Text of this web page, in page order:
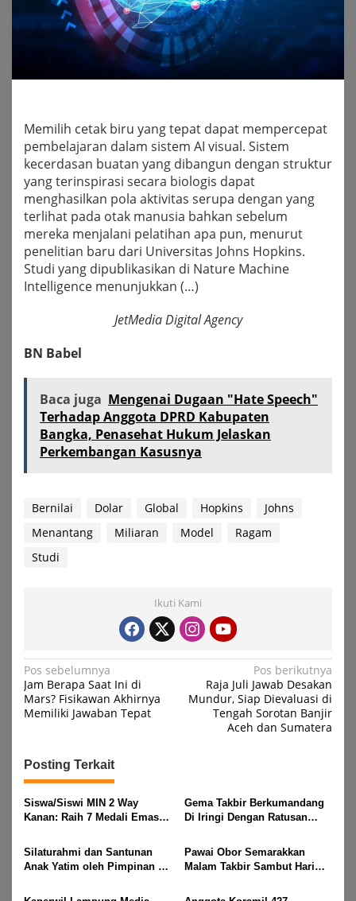
Memilih cetak biru yang tepat dapat mempercepat
pembelajaran dalam sistem AI visual. Sistem
kecerdasan buatan yang dibangun dengan struktur
yang terinspirasi secara biologis dapat
menghasilkan pola aktivitas serupa dengan yang
terlihat pada otak manusia bahkan sebelum
mereka menjalani pelatihan apa pun, menurut
penelitian baru dari Universitas Johns Hopkins.
Studi yang dipublikasikan di Nature Machine
Intelligence menunjukkan (…)
JetMedia Digital Agency
BN Babel
Baca juga Mengenai Dugaan "Hate Speech"
Terhadap Anggota DPRD Kabupaten
Bangka, Penasehat Hukum Jelaskan
Perkembangan Kasusnya
Bernilai Dolar Global Hopkins
Johns
Menantang
Miliaran Model
Ragam
Studi
Ikuti Kami
Navigasi
pos
Pos sebelumnya
Jam Berapa Saat Ini di
Mars? Fisikawan Akhirnya
Memiliki Jawaban Tepat
Pos berikutnya
Raja Juli Jawab Desakan
Mundur, Siap Dievaluasi di
Tengah Sorotan Banjir
Aceh dan Sumatera
Posting Terkait
Siswa/Siswi MIN 2 Way
Kanan: Raih 7 Medali Emas
Gubernur Lampung Cup 2
Taekwondo Championship
2026
Gema Takbir Berkumandang
Di Iringi Dengan Ratusan
Rayakan Kemenangan Idul
Fitri 1447 H
Silaturahmi dan Santunan
Anak Yatim oleh Pimpinan PT
Idul Fitri di Way Kanan
Pawai Obor Semarakkan
Malam Takbir Sambut Hari
M, Di Kampung Simpang